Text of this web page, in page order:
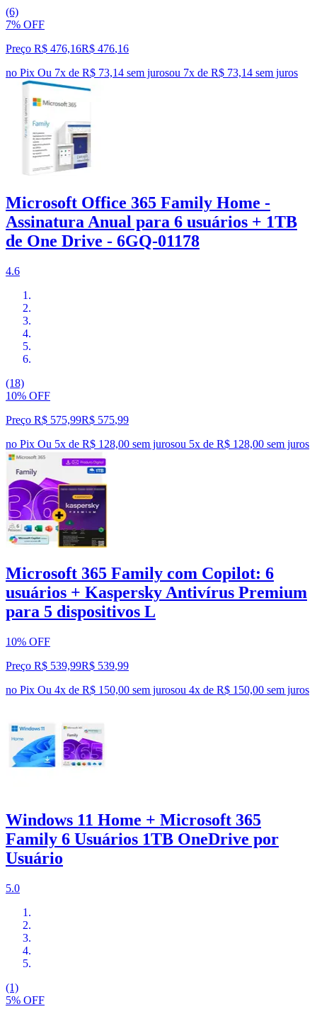
(6)
7% OFF
Preço R$ 476,16R$ 476,16
no Pix Ou 7x de R$ 73,14 sem jurosou 7x de R$ 73,14 sem juros
Microsoft Office 365 Family Home -
Assinatura Anual para 6 usuários + 1TB
de One Drive - 6GQ-01178
4.6
(18)
10% OFF
Preço R$ 575,99R$ 575,99
no Pix Ou 5x de R$ 128,00 sem jurosou 5x de R$ 128,00 sem juros
Microsoft 365 Family com Copilot: 6
usuários + Kaspersky Antivírus Premium
para 5 dispositivos L
10% OFF
Preço R$ 539,99R$ 539,99
no Pix Ou 4x de R$ 150,00 sem jurosou 4x de R$ 150,00 sem juros
Windows 11 Home + Microsoft 365
Family 6 Usuários 1TB OneDrive por
Usuário
5.0
(1)
5% OFF